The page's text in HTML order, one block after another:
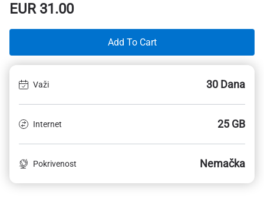
EUR31.00
Add To Cart
Važi 30 Dana
Internet 25 GB
Pokrivenost Nemačka